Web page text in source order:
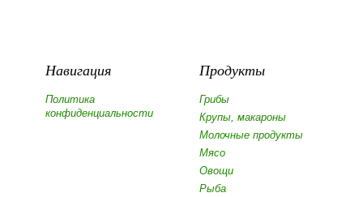
Навигация
Политика
конфиденциальности
Продукты
Грибы
Крупы, макароны
Молочные продукты
Мясо
Овощи
Рыба